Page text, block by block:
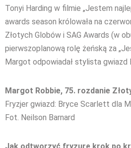
Tonyi Harding w filmie „Jestem
awards season królowała na
Złotych Globów i SAG Awards (w
pierwszoplanową rolę żeńską za
Margot odpowiadał stylista
Margot Robbie, 75. rozdanie
Fryzjer gwiazd: Bryce Scarlett dla
Fot. Neilson Barnard